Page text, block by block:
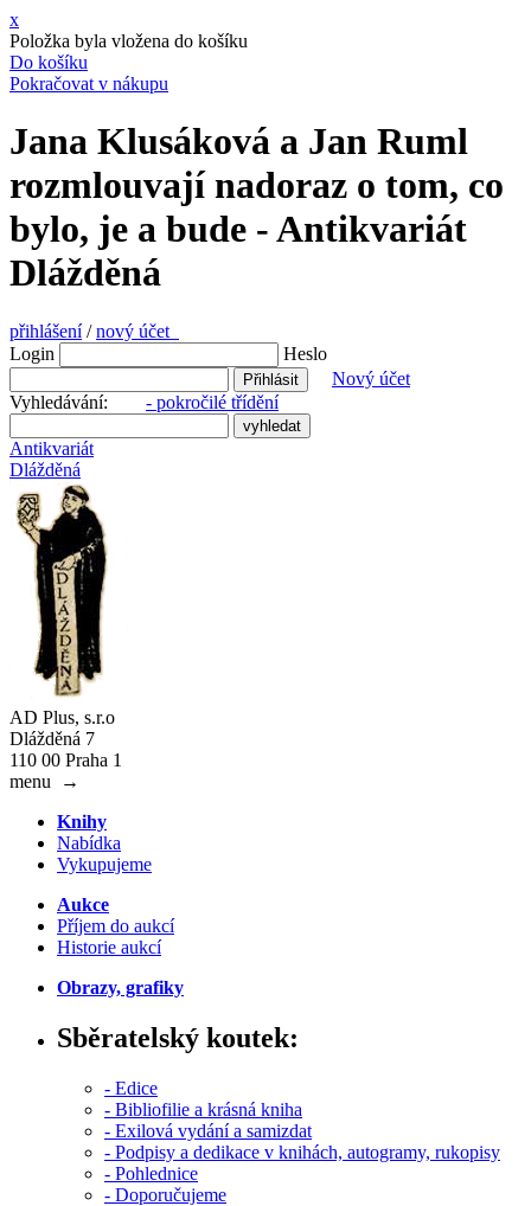
x
Položka byla vložena do košíku
Do košíku
Pokračovat v nákupu
Jana Klusáková a Jan Ruml
rozmlouvají nadoraz o tom, co
bylo, je a bude - Antikvariát
Dlážděná
přihlášení/nový účet
Login
Heslo
Nový účet
Vyhledávání: - pokročilé třídění
Antikvariát
Dlážděná
AD Plus, s.r.o
Dlážděná 7
110 00 Praha 1
menu
→
Knihy
Nabídka
Vykupujeme
Aukce
Příjem do aukcí
Historie aukcí
Obrazy, grafiky
Sběratelský koutek:
- Edice
- Bibliofilie a krásná kniha
- Exilová vydání a samizdat
- Podpisy a dedikace v knihách, autogramy, rukopisy
- Pohlednice
- Doporučujeme